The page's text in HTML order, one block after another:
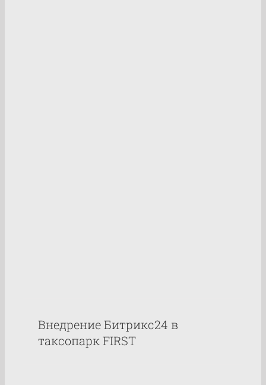
Внедрение Битрикс24 в
таксопарк FIRST